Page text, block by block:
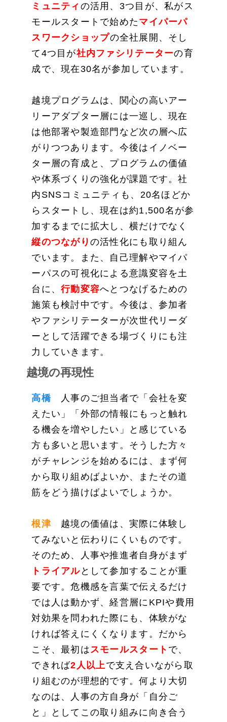
ミュニティ の活用、3つ目が、私がス
モールスタートで始めた マイパーパ
スワークショップの全社展開、そし
て4つ目が社内ファシリテーターの育
成で、現在30名が参加しています。
越境プログラムは、関心の高いアー
リーアダプター層には一巡し、現在
は他部署や製造部門など次の層へ広
がりつつあります。今後はイノベー
ター層の育成と、プログラムの価値
や体系づくりの強化が課題です。社
内SNSコミュニティも、20名ほどか
らスタートし、現在は約1,500名が参
加するまでに拡大し、横だけでなく
縦のつながり の活性化にも取り組ん
でいます。また、自己理解やマイパ
ーパスの可視化による意識変容を土
台に、行動変容へとつなげるための
施策も検討中です。今後は、参加者
やファシリテーターが次世代リーダ
ーとして活躍できる場づくりにも注
力していきます。
越境の再現性
高橋人事のご担当者で「会社を変
えたい」「外部の情報にもっと触れ
る機会を増やしたい」と感じている
方も多いと思います。そうした方々
がチャレンジを始めるには、まず何
から取り組めばよいか、またその道
筋をどう描けばよいでしょうか。
根津越境の価値は、実際に体験し
てみないと伝わりにくいものです。
そのため、人事や推進者自身がまず
トライアル として参加することが重
要です。危機感を言葉で伝えるだけ
では人は動かず、経営層にKPIや費用
対効果を問われた際にも、体験がな
ければ答えにくくなります。だから
こそ、最初は スモールスタート で、
できれば2人以上で支え合いながら取
り組むのが理想的です。何より大切
なのは、人事の方自身が「自分ご
と」としてこの取り組みに向き合う